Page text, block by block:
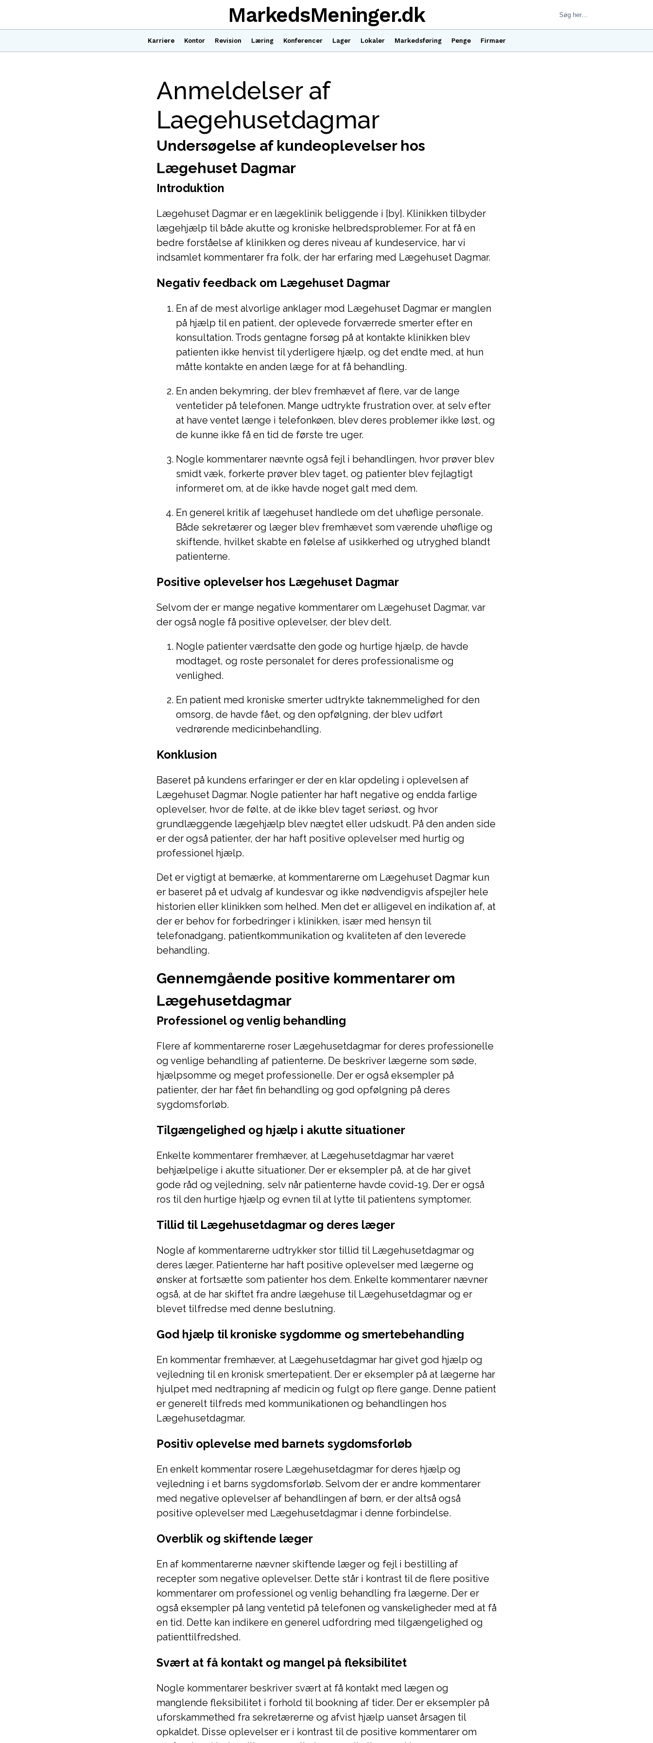
Karriere Kontor Revision Læring Konferencer Lager Lokaler Markedsføring Penge Firmaer
MarkedsMeninger.dk
Anmeldelser af
Laegehusetdagmar
Undersøgelse af kundeoplevelser hos
Lægehuset Dagmar
Introduktion
Lægehuset Dagmar er en lægeklinik beliggende i [by]. Klinikken tilbyder
lægehjælp til både akutte og kroniske helbredsproblemer. For at få en
bedre forståelse af klinikken og deres niveau af kundeservice, har vi
indsamlet kommentarer fra folk, der har erfaring med Lægehuset Dagmar.
Negativ feedback om Lægehuset Dagmar
En af de mest alvorlige anklager mod Lægehuset Dagmar er manglen
på hjælp til en patient, der oplevede forværrede smerter efter en
konsultation. Trods gentagne forsøg på at kontakte klinikken blev
patienten ikke henvist til yderligere hjælp, og det endte med, at hun
måtte kontakte en anden læge for at få behandling.
En anden bekymring, der blev fremhævet af flere, var de lange
ventetider på telefonen. Mange udtrykte frustration over, at selv efter
at have ventet længe i telefonkøen, blev deres problemer ikke løst, og
de kunne ikke få en tid de første tre uger.
Nogle kommentarer nævnte også fejl i behandlingen, hvor prøver blev
smidt væk, forkerte prøver blev taget, og patienter blev fejlagtigt
informeret om, at de ikke havde noget galt med dem.
En generel kritik af lægehuset handlede om det uhøflige personale.
Både sekretærer og læger blev fremhævet som værende uhøflige og
skiftende, hvilket skabte en følelse af usikkerhed og utryghed blandt
patienterne.
Positive oplevelser hos Lægehuset Dagmar
Selvom der er mange negative kommentarer om Lægehuset Dagmar, var
der også nogle få positive oplevelser, der blev delt.
Nogle patienter værdsatte den gode og hurtige hjælp, de havde
modtaget, og roste personalet for deres professionalisme og
venlighed.
En patient med kroniske smerter udtrykte taknemmelighed for den
omsorg, de havde fået, og den opfølgning, der blev udført
vedrørende medicinbehandling.
Konklusion
Baseret på kundens erfaringer er der en klar opdeling i oplevelsen af
Lægehuset Dagmar. Nogle patienter har haft negative og endda farlige
oplevelser, hvor de følte, at de ikke blev taget seriøst, og hvor
grundlæggende lægehjælp blev nægtet eller udskudt. På den anden side
er der også patienter, der har haft positive oplevelser med hurtig og
professionel hjælp.
Det er vigtigt at bemærke, at kommentarerne om Lægehuset Dagmar kun
er baseret på et udvalg af kundesvar og ikke nødvendigvis afspejler hele
historien eller klinikken som helhed. Men det er alligevel en indikation af, at
der er behov for forbedringer i klinikken, især med hensyn til
telefonadgang, patientkommunikation og kvaliteten af den leverede
behandling.
Gennemgående positive kommentarer om
Lægehusetdagmar
Professionel og venlig behandling
Flere af kommentarerne roser Lægehusetdagmar for deres professionelle
og venlige behandling af patienterne. De beskriver lægerne som søde,
hjælpsomme og meget professionelle. Der er også eksempler på
patienter, der har fået fin behandling og god opfølgning på deres
sygdomsforløb.
Tilgængelighed og hjælp i akutte situationer
Enkelte kommentarer fremhæver, at Lægehusetdagmar har været
behjælpelige i akutte situationer. Der er eksempler på, at de har givet
gode råd og vejledning, selv når patienterne havde covid-19. Der er også
ros til den hurtige hjælp og evnen til at lytte til patientens symptomer.
Tillid til Lægehusetdagmar og deres læger
Nogle af kommentarerne udtrykker stor tillid til Lægehusetdagmar og
deres læger. Patienterne har haft positive oplevelser med lægerne og
ønsker at fortsætte som patienter hos dem. Enkelte kommentarer nævner
også, at de har skiftet fra andre lægehuse til Lægehusetdagmar og er
blevet tilfredse med denne beslutning.
God hjælp til kroniske sygdomme og smertebehandling
En kommentar fremhæver, at Lægehusetdagmar har givet god hjælp og
vejledning til en kronisk smertepatient. Der er eksempler på at lægerne har
hjulpet med nedtrapning af medicin og fulgt op flere gange. Denne patient
er generelt tilfreds med kommunikationen og behandlingen hos
Lægehusetdagmar.
Positiv oplevelse med barnets sygdomsforløb
En enkelt kommentar rosere Lægehusetdagmar for deres hjælp og
vejledning i et barns sygdomsforløb. Selvom der er andre kommentarer
med negative oplevelser af behandlingen af børn, er der altså også
positive oplevelser med Lægehusetdagmar i denne forbindelse.
Overblik og skiftende læger
En af kommentarerne nævner skiftende læger og fejl i bestilling af
recepter som negative oplevelser. Dette står i kontrast til de flere positive
kommentarer om professionel og venlig behandling fra lægerne. Der er
også eksempler på lang ventetid på telefonen og vanskeligheder med at få
en tid. Dette kan indikere en generel udfordring med tilgængelighed og
patienttilfredshed.
Svært at få kontakt og mangel på fleksibilitet
Nogle kommentarer beskriver svært at få kontakt med lægen og
manglende fleksibilitet i forhold til bookning af tider. Der er eksempler på
uforskammethed fra sekretærerne og afvist hjælp uanset årsagen til
opkaldet. Disse oplevelser er i kontrast til de positive kommentarer om